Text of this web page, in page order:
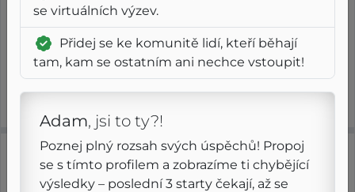
⨦ 161 km
+ 5 300 m
49
Čistý čas
23 09 29
8:37 /km
Index
2024
CCC®
se virtuálních výzev.
Přidej se ke komunitě lidí, kteří běhají
tam, kam se ostatním ani nechce vstoupit!
Adam, jsi to ty?!
Poznej plný rozsah svých úspěchů! Propoj
se s tímto profilem a zobrazíme ti chybějící
výsledky – poslední 3 starty čekají, až se